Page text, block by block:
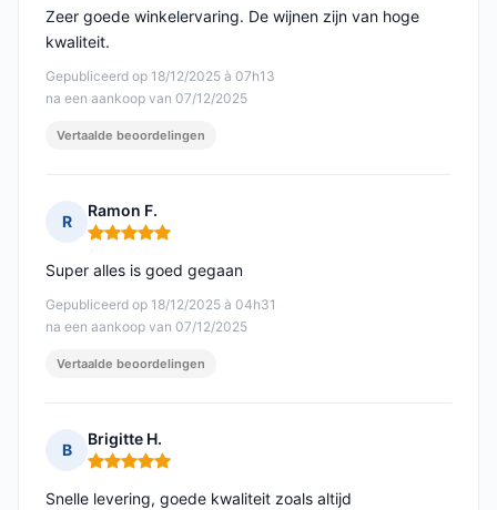
Gepubliceerd op 18/12/2025 à 07h13
na een aankoop van 07/12/2025
Zeer goede winkelervaring. De wijnen zijn van hoge
kwaliteit.
Vertaalde beoordelingen
R
Ramon F.
Opmerking: 5 van 5
Gepubliceerd op 18/12/2025 à 04h31
na een aankoop van 07/12/2025
Super alles is goed gegaan
Vertaalde beoordelingen
B
Brigitte H.
Opmerking: 5 van 5
Snelle levering, goede kwaliteit zoals altijd